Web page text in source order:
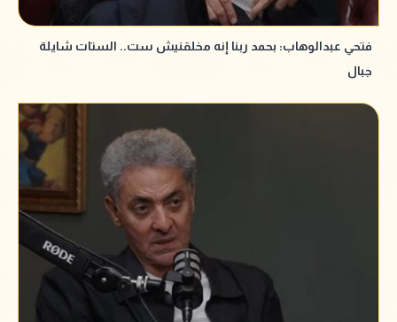
فتحي عبدالوهاب: بحمد ربنا إنه مخلقنيش ست.. الستات شايلة
جبال